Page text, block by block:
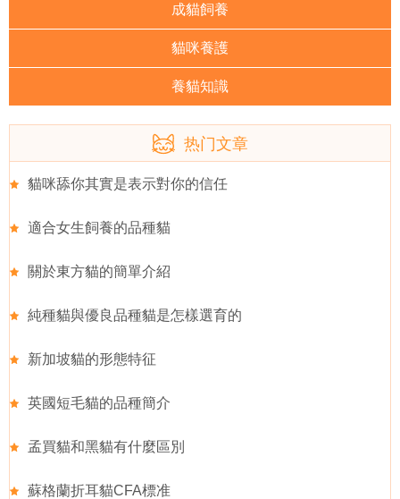
成貓飼養
貓咪養護
養貓知識
热门文章
貓咪舔你其實是表示對你的信任
適合女生飼養的品種貓
關於東方貓的簡單介紹
純種貓與優良品種貓是怎樣選育的
新加坡貓的形態特征
英國短毛貓的品種簡介
孟買貓和黑貓有什麼區別
蘇格蘭折耳貓CFA標准